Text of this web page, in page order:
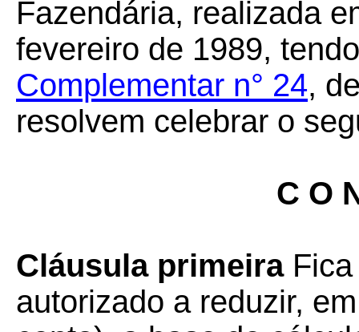
Fazendária, realizada
fevereiro de 1989,
Complementar n° 24,
resolvem celebrar o
C O
Cláusula primeiraFica
autorizado a reduzir,